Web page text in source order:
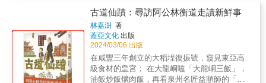
笑臉迎人的長輩。——倫敦男孩（府城飲食生
活部落客）Ø我喜歡畫畫，但一直沒興趣在街上
畫速寫。自從認識貴芳後，我改變了。貴芳那
種喜愛寫生的熱情，深深打動了身邊的人，甚
至她媽媽現在也會在旅行中畫畫了。貴芳把對
台南的熱愛，化作一幅幅介紹台南老街的地
圖，帶我們一起逛老店，看幾十年不變的老技
家－和平與女性人權館｜文萌樓｜臺灣新文化
運動紀念館｜新芳春茶行｜台北霞海城隍廟｜
永樂市場｜渭水驛站｜森高砂（黑美人大酒家
舊址）｜大千百貨（康樂醫院舊址）｜國家鐵
道博物館籌備處｜松山文創園區｜錫口彩虹碼
頭｜松山慈祐宮｜松山市場｜松山療養所所長
宿舍｜五分埔商圈｜艋舺龍山寺｜艋舺啟天宮
音石、開路先鋒爺廟、乾華十八王公廟、錦記
茶行、李春生紀念基督長老教會、霞海城隍廟
等等，在過程中講故事、談歷史，靜靜感受台
灣的過去與現在；除此之外，還有台灣人特有
的溫暖熱情，可在沿途入住、用餐的各種民
宿、小店中完全體現，肉羹、海鮮、米苔目及
油飯，吃進嘴裡的是美味，體會到的是台灣的
都有獨特的故事，不論是早期先民的登陸居住
點，還是在地人賴以維生的經濟命脈；有些有
著得天獨厚的地理優勢，有些宛如無人祕境，
有些還身兼原住民的海祭場。 跟隨書頁探訪各
地漁港，透過奔放不羈的油畫筆觸，一同感受
漁港邊自由自在的寫意時光。 「寧靜的漁港，
放眼望去僅少少竹筏停泊港岸，偶爾有人活
古道仙蹟：尋訪阿公林衡道走讀新鮮事
林嘉澍 著
蓋亞文化 出版
2024/03/06 出版
在咸豐三年創立的大稻埕復振號，窺見東亞高
級食材的皇宮； 在大龍峒嗑「大龍峒三飯」，
油飯炒飯爌肉飯，再看泉州名匠益順師的「台